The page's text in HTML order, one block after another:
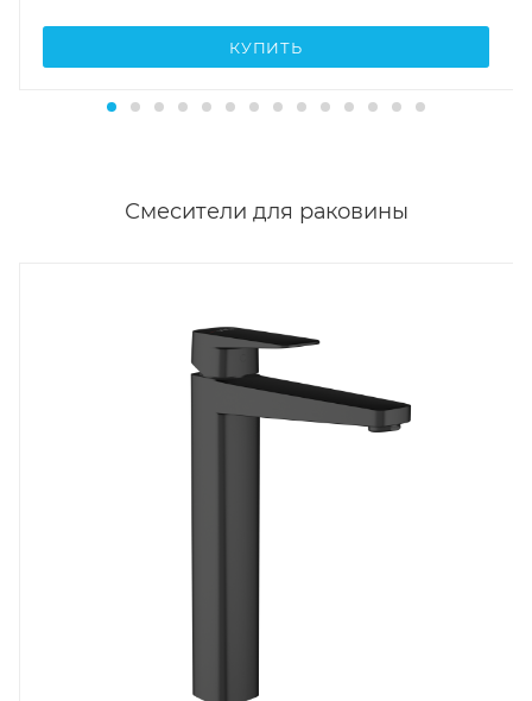
КУПИТЬ
Смесители для раковины